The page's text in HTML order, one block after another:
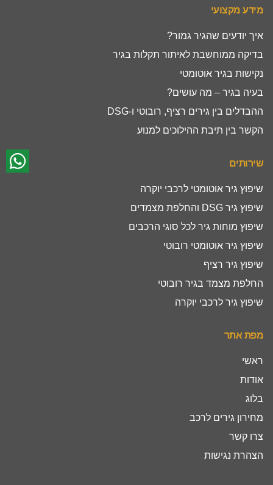
מידע מקצועי
איך יודעים שהגיר גמור?
בדיקה ממוחשבת לאיתור תקלות בגיר
נקישות בגיר אוטומטי
בעיה בגיר – מה עושים?
ההבדלים בין גירים רציף, רובוטי ו-DSG
הקשר בין תיבת ההילוכים למנוע
שירותים
שיפוץ גיר אוטומטי לרכבי יוקרה
שיפוץ גיר DSG והחלפת מצמדים
שיפוץ מוחות גיר לכל סוגי הרכבים
שיפוץ גיר אוטומטי רובוטי
שיפוץ גיר רציף
החלפת מצמד בגיר רובוטי
שיפוץ גיר לרכבי יוקרה
מפת אתר
ראשי
אודות
בלוג
מחירון גירים לרכב
צרו קשר
הצהרת נגישות